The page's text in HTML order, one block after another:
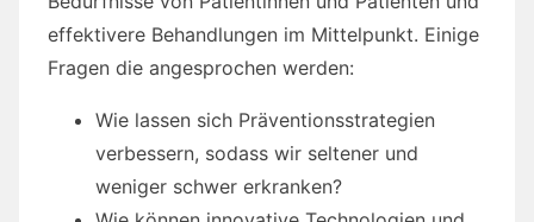
effektivere Behandlungen im Mittelpunkt. Einige
Fragen die angesprochen werden:
Wie lassen sich Präventionsstrategien
verbessern, sodass wir seltener und
weniger schwer erkranken?